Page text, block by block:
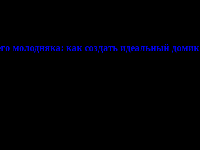
молодняка: как создать идеальный домик